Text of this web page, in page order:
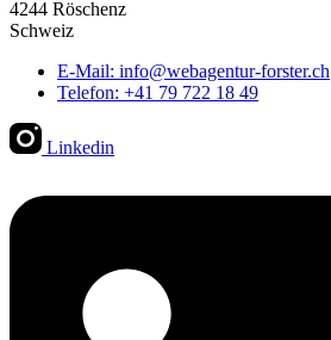
4244 Röschenz
Schweiz
E-Mail: info@webagentur-forster.ch
Telefon: +41 79 722 18 49
Linkedin